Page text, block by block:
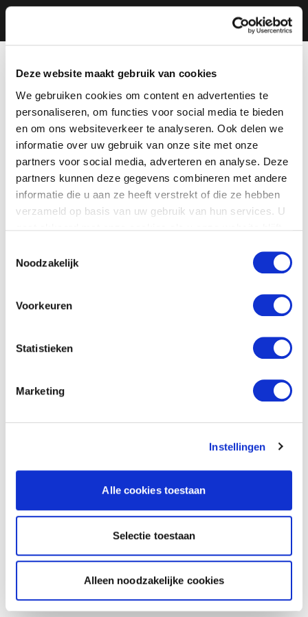
Deze website maakt gebruik van cookies
We gebruiken cookies om content en advertenties te
personaliseren, om functies voor social media te bieden
en om ons websiteverkeer te analyseren. Ook delen we
informatie over uw gebruik van onze site met onze
partners voor social media, adverteren en analyse. Deze
partners kunnen deze gegevens combineren met andere
informatie die u aan ze heeft verstrekt of die ze hebben
verzameld op basis van uw gebruik van hun services. U
Noodzakelijk
Voorkeuren
Statistieken
Marketing
Instellingen
Alle cookies toestaan
Selectie toestaan
Alleen noodzakelijke cookies